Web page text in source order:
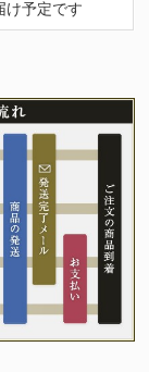
け予定です